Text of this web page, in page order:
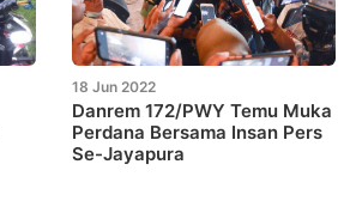
18 Jun 2022
Danrem 172/PWY Temu Muka
Perdana Bersama Insan Pers
Se-Jayapura